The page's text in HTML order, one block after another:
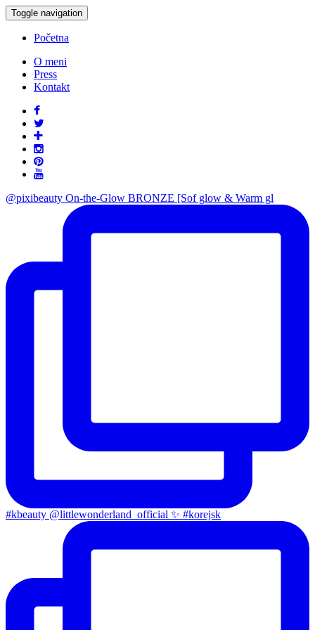
Toggle navigation
Početna
O meni
Press
Kontakt
@pixibeauty On-the-Glow BRONZE [Sof glow & Warm gl
#kbeauty @littlewonderland_official ✨ #korejsk